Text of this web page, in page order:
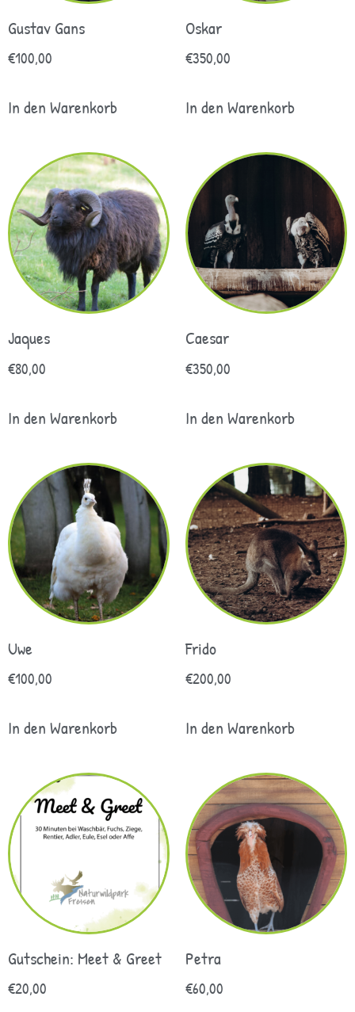
Gustav Gans
€100,00
In den Warenkorb
Oskar
€350,00
In den Warenkorb
Jaques
€80,00
In den Warenkorb
Caesar
€350,00
In den Warenkorb
Uwe
€100,00
In den Warenkorb
Frido
€200,00
In den Warenkorb
Gutschein: Meet & Greet
€20,00
Petra
€60,00